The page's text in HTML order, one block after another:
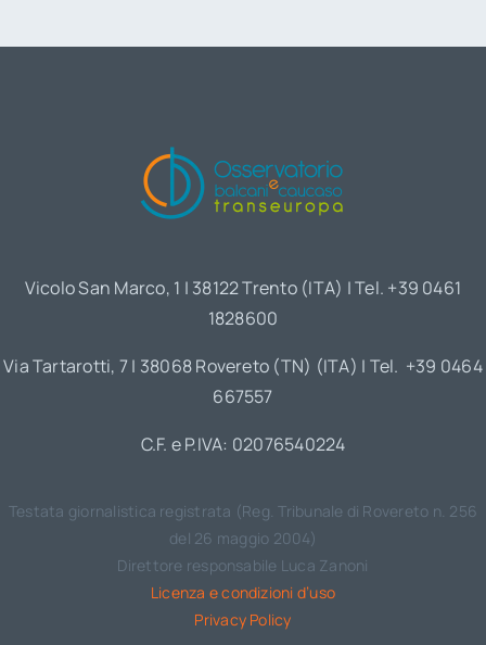
Vicolo San Marco, 1 | 38122 Trento (ITA) | Tel. +39 0461
1828600
Via Tartarotti, 7 | 38068 Rovereto (TN) (ITA) | Tel. +39 0464
667557
C.F. e P.IVA: 02076540224
Testata giornalistica registrata (Reg. Tribunale di Rovereto n. 256
del 26 maggio 2004)
Direttore responsabile Luca Zanoni
Licenza e condizioni d’uso
Privacy Policy